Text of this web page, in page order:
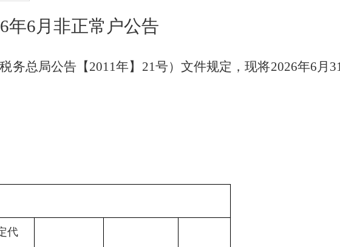
年6月 非正常户公告
务总局公告【2011年】21号）文件规定，现将2026年6月
代